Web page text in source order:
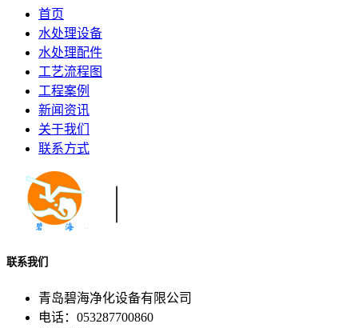
首页
水处理设备
水处理配件
工艺流程图
工程案例
新闻资讯
关于我们
联系方式
联系我们
青岛碧海净化设备有限公司
电话：053287700860